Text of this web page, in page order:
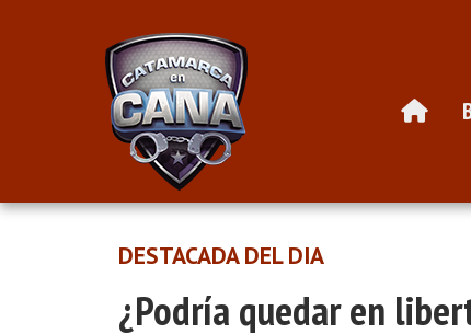
¿Podría quedar en
DESTACADA DEL DIA